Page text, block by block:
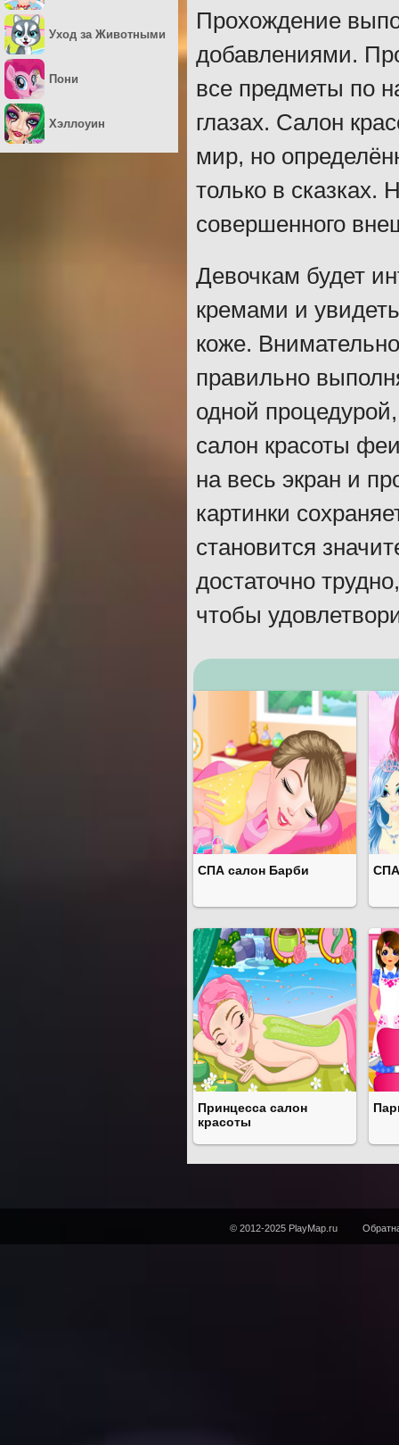
Прохождение
добавлениями.
все предметы по
глазах. Салон
мир, но
только в сказках.
совершенного
Девочкам будет
кремами и
коже.
правильно
одной
салон красоты
на весь экран и
картинки
становится
достаточно
чтобы
СПА салон Барби
Принцесса салон
красоты
Уход за Животными
Пони
Хэллоуин
© 2012-2025 PlayMap.ru